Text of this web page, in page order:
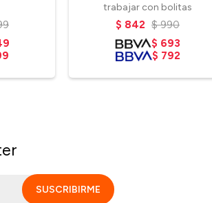
trabajar con bolitas
$ 842 $ 990
$ 693
$ 792
SUSCRIBIRME